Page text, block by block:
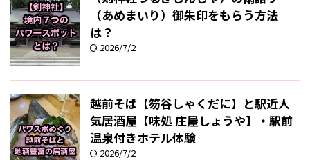
（あめまいり）御朱印をもらう方法
は？
2026/7/2
越前そば【笏谷しゃくだに】と駅近人
気居酒屋【味処 庄屋しょうや】・駅前
温泉付きホテル体験
2026/7/2